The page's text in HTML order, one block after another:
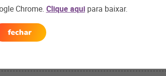
de fast food é quando a marca tem uma
com ONGs e instituições gastronômicas ou
e cidadão. São ações que
Chrome. Clique aquipara baixar.
fechar